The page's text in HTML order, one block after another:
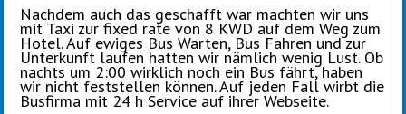
Nachdem auch das geschafft war machten wir uns
mit Taxi zur fixed rate von 8 KWD auf dem Weg zum
Hotel. Auf ewiges Bus Warten, Bus Fahren und zur
Unterkunft laufen hatten wir nämlich wenig Lust. Ob
nachts um 2:00 wirklich noch ein Bus fährt, haben
wir nicht feststellen können. Auf jeden Fall wirbt die
Busfirma mit 24 h Service auf ihrer Webseite.